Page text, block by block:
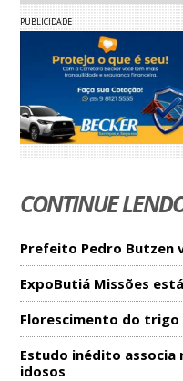
PUBLICIDADE
CONTINUE
Prefeito Pedro Butzen
ExpoButiá Missões
Florescimento do trigo
Estudo inédito associa
idosos